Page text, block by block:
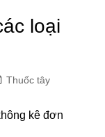
loại
Thuốc tây